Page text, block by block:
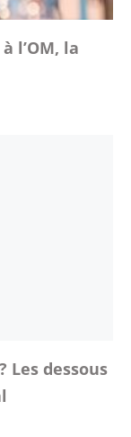
l’OM, la
Les dessous